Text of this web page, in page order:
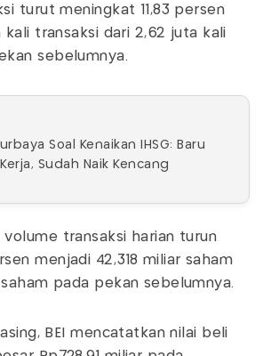
turut meningkat 11,83 persen
kali transaksi dari 2,62 juta kali
sebelumnya.
Soal Kenaikan IHSG: Baru
Sudah Naik Kencang
volume transaksi harian turun
menjadi 42,318 miliar saham
pada pekan sebelumnya.
BEI mencatatkan nilai beli